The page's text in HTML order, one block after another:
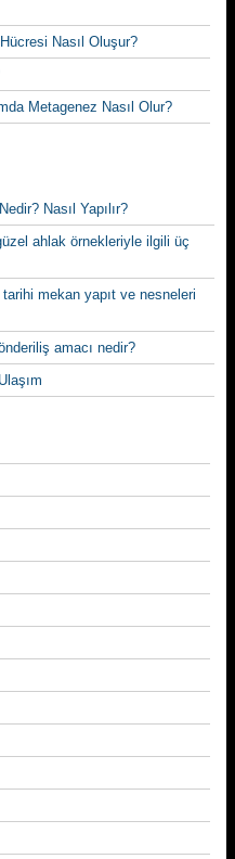
Nasıl Oluşur?
Metagenez Nasıl Olur?
Nasıl Yapılır?
ahlak örnekleriyle ilgili üç
mekan yapıt ve nesneleri
amacı nedir?